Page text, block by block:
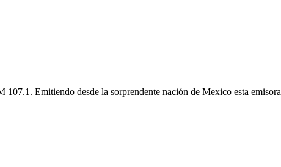
Emitiendo desde la sorprendente nación de Mexico esta